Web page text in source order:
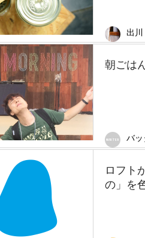
出
朝ごは
バ
ロフト
の」を